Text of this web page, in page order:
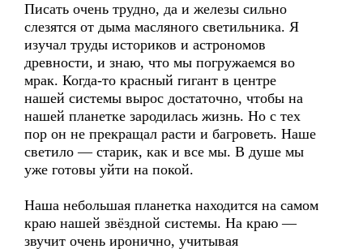
Писать очень трудно, да и железы сильно
слезятся от дыма масляного светильника. Я
изучал труды историков и астрономов
древности, и знаю, что мы погружаемся во
мрак. Когда-то красный гигант в центре
нашей системы вырос достаточно, чтобы на
нашей планетке зародилась жизнь. Но с тех
пор он не прекращал расти и багроветь. Наше
светило — старик, как и все мы. В душе мы
уже готовы уйти на покой.
Наша небольшая планетка находится на самом
краю нашей звёздной системы. На краю —
звучит очень иронично, учитывая